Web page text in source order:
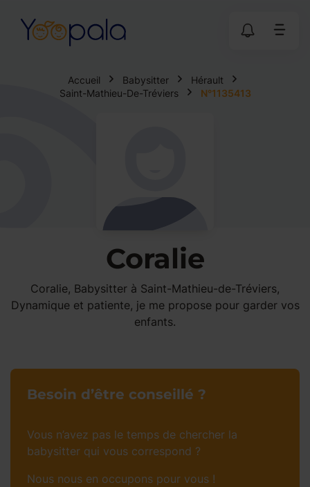
Accueil Babysitter
Hérault
Saint-Mathieu-De-Tréviers
N°1135413
Coralie
Coralie, Babysitter à Saint-Mathieu-de-Tréviers,
Dynamique et patiente, je me propose pour garder vos
enfants.
Besoin d’être conseillé ?
Vous n’avez pas le temps de chercher la
babysitter qui vous correspond ?
Nous nous en occupons pour vous !